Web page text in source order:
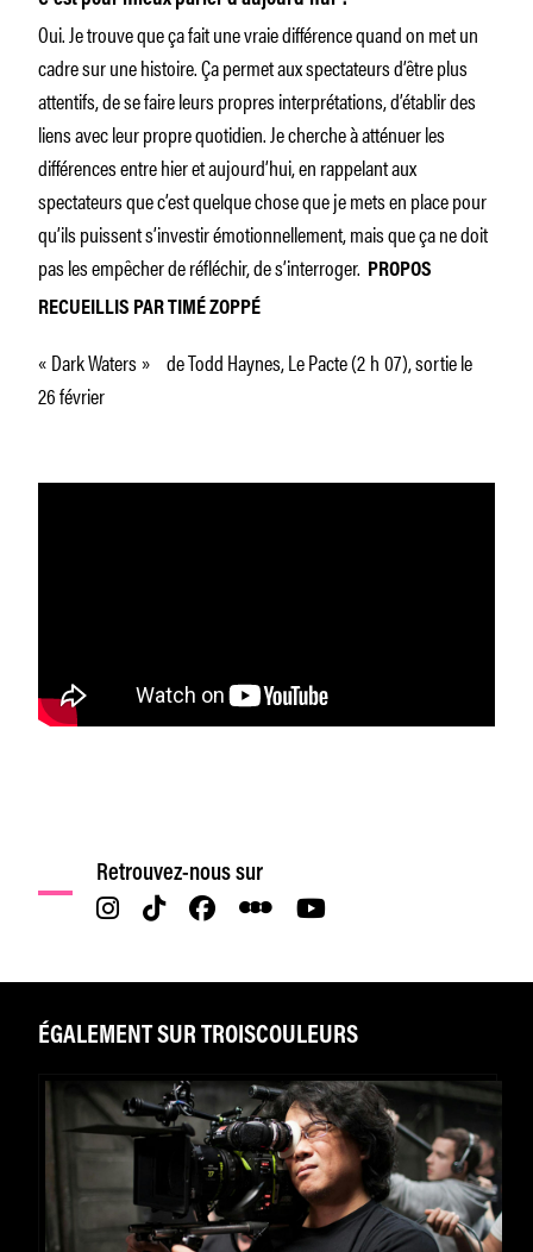
Oui. Je trouve que ça fait une vraie différence quand on met un
cadre sur une histoire. Ça permet aux spectateurs d’être plus
attentifs, de se faire leurs propres interprétations, d’établir des
liens avec leur propre quotidien. Je cherche à atténuer les
différences entre hier et aujourd’hui, en rappelant aux
spectateurs que c’est quelque chose que je mets en place pour
qu’ils puissent s’investir émotionnellement, mais que ça ne doit
pas les empêcher de réfléchir, de s’interroger. PROPOS
RECUEILLIS PAR TIMÉ ZOPPÉ
« Dark Waters » de Todd Haynes, Le Pacte (2 h 07), sortie le
26 février
Retrouvez-nous sur
ÉGALEMENT SUR TROISCOULEURS